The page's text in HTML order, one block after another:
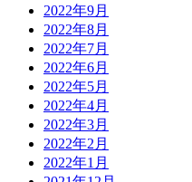
2022年9月
2022年8月
2022年7月
2022年6月
2022年5月
2022年4月
2022年3月
2022年2月
2022年1月